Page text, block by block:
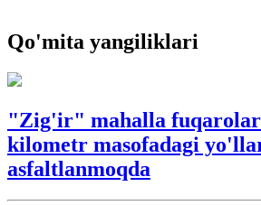
Qo'mita yangiliklari
"Zig'ir" mahalla
kilometr masofadagi
asfaltlanmoqda